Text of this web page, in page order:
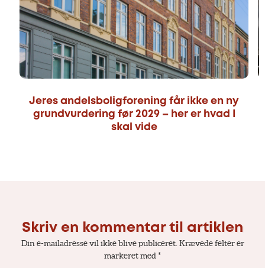
Jeres andelsboligforening får ikke en ny
grundvurdering før 2029 – her er hvad I
skal vide
Skriv en kommentar til artiklen
Din e-mailadresse vil ikke blive publiceret. Krævede felter er
markeret med*